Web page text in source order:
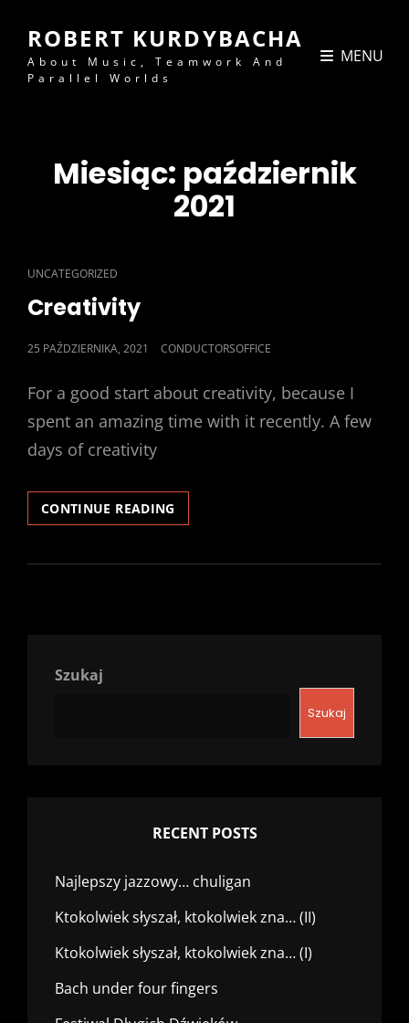
ROBERT KURDYBACHA
About Music, Teamwork And
Parallel Worlds
MENU
Miesiąc: październik
2021
CAT
LINKS
UNCATEGORIZED
Creativity
POSTED
25 PAŹDZIERNIKA, 2021 CONDUCTORSOFFICE
For a good start about creativity, because I
spent an amazing time with it recently. A few
days of creativity
CONTINUE READING
Szukaj
Szukaj
RECENT POSTS
Najlepszy jazzowy… chuligan
Ktokolwiek słyszał, ktokolwiek zna… (II)
Ktokolwiek słyszał, ktokolwiek zna… (I)
Bach under four fingers